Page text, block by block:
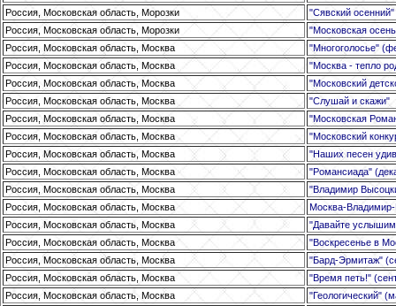
Россия, Московская область, Морозки
"Сявский
Россия, Московская область, Морозки
"Московская
Россия, Московская область, Москва
"Многоголосье"
Россия, Московская область, Москва
"Москва - тепло
Россия, Московская область, Москва
"Московский
Россия, Московская область, Москва
"Слушай и скажи"
Россия, Московская область, Москва
"Московская
Россия, Московская область, Москва
"Московский
Россия, Московская область, Москва
"Наших песен
Россия, Московская область, Москва
"Романсиада"
Россия, Московская область, Москва
"Владимир
Россия, Московская область, Москва
Москва-
Россия, Московская область, Москва
"Давайте услышим
Россия, Московская область, Москва
"Воскресенье в
Россия, Московская область, Москва
"Бард-Эрмитаж"
Россия, Московская область, Москва
"Время петь!"
Россия, Московская область, Москва
"Геологический"